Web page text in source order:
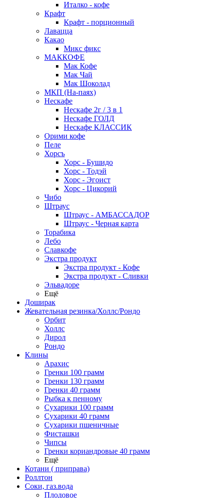
Италко - кофе
Крафт
Крафт - порционный
Лавацца
Какао
Микс фикс
МАККОФЕ
Мак Кофе
Мак Чай
Мак Шоколад
МКП (На-паях)
Нескафе
Нескафе 2г / 3 в 1
Нескафе ГОЛД
Нескафе КЛАССИК
Орими кофе
Пеле
Хорсъ
Хорс - Бушидо
Хорс - Тодэй
Хорс - Эгоист
Хорс - Цикорий
Чибо
Штраус
Штраус - АМБАССАДОР
Штраус - Черная карта
Торабика
Лебо
Славкофе
Экстра продукт
Экстра продукт - Кофе
Экстра продукт - Сливки
Эльвадоре
Ещё
Доширак
Жевательная резинка/Холлс/Рондо
Орбит
Холлс
Дирол
Рондо
Клины
Арахис
Гренки 100 грамм
Гренки 130 грамм
Гренки 40 грамм
Рыбка к пенному
Сухарики 100 грамм
Сухарики 40 грамм
Сухарики пшеничные
Фисташки
Чипсы
Гренки кориандровые 40 грамм
Ещё
Котани ( приправа)
Роллтон
Соки, газ.вода
Плодовое